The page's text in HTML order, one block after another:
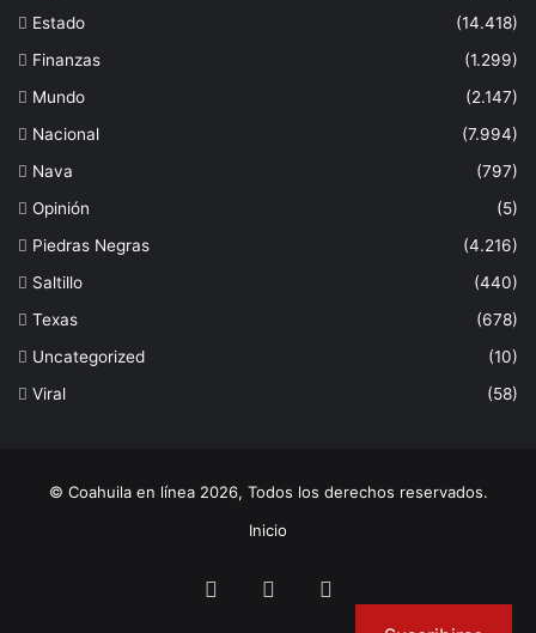
Estado
(14.418)
Finanzas
(1.299)
Mundo
(2.147)
Nacional
(7.994)
Nava
(797)
Opinión
(5)
Piedras Negras
(4.216)
Saltillo
(440)
Texas
(678)
Uncategorized
(10)
Viral
(58)
© Coahuila en línea 2026, Todos los derechos reservados.
Inicio
FacebookTwitter